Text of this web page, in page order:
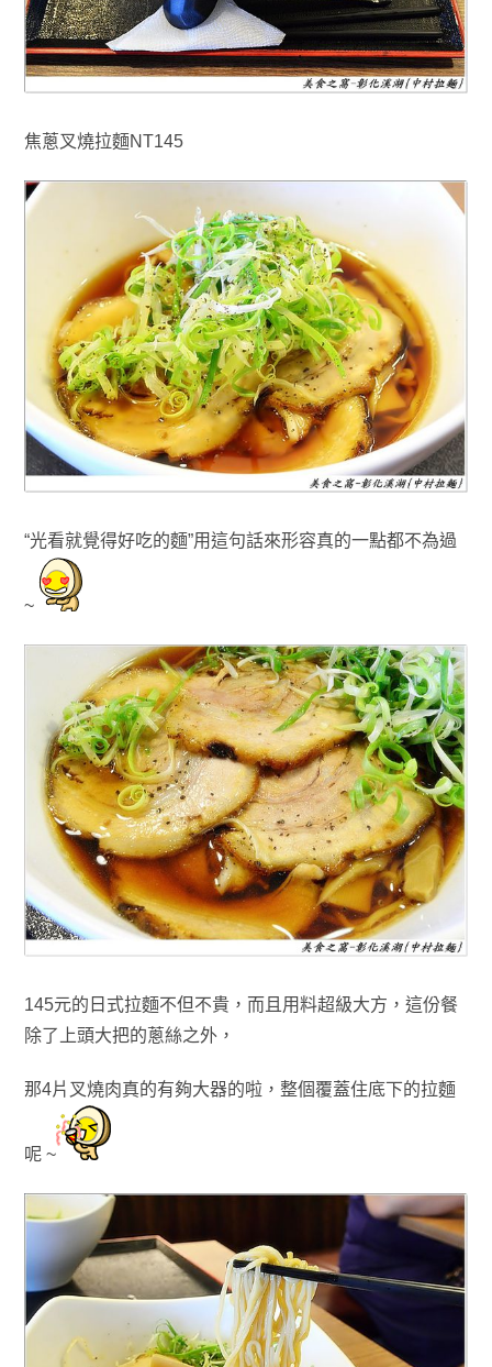
焦蔥叉燒拉麵NT145
“光看就覺得好吃的麵”用這句話來形容真的一點都不為過
~
145元的日式拉麵不但不貴，而且用料超級大方 ， 這份餐
除了上頭大把的蔥絲之外，
那4片叉燒肉真的有夠大器的啦 ，整個覆蓋住底下的拉麵
呢 ~